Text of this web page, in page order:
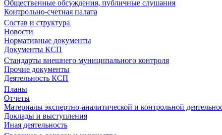
Общественные обсуждения, публичные слушания
Контрольно-счетная палата
Состав и структура
Новости
Нормативные документы
Документы КСП
Стандарты внешнего муниципального контроля
Прочие документы
Деятельность КСП
Планы
Отчеты
Материалы экспертно-аналитической и контрольной
Доклады и выступления
Иная деятельность